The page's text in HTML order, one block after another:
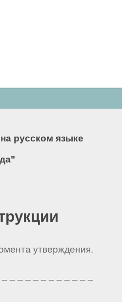
русском языке
утверждения.
_ _ _ _ _ _ _ _ _ _ _